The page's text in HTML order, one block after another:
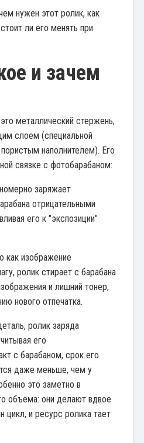
нужен этот ролик, как
ли его менять при
и зачем
металлический стержень,
слоем (специальной
наполнителем). Его
связке с фотобарабаном:
заряжает
отрицательными
его к "экспозиции"
как изображение
ролик стирает с барабана
и лишний тонер,
нового отпечатка.
ролик заряда
его
с барабаном, срок его
даже меньше, чем у
это заметно в
объема: они делают вдвое
цикл, и ресурс ролика тает